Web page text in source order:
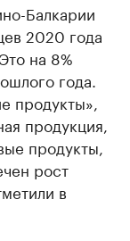
Балкарии
2020 года
на 8%
года.
продукты»,
продукция,
продукты,
рост
в